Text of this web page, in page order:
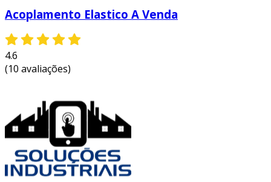
conectada de possíveis danos.
desalinhamento compensável:
compensar desalinhamentos entre os
falhas mecânicas.
facilidade de montagem e
desmontagem:a instalação de um
acoplamento elástico é simples, o que
facilita a manutenção e substituição
quando necessário.
Acoplamento Elastico A Venda
4.6
(10 avaliações)